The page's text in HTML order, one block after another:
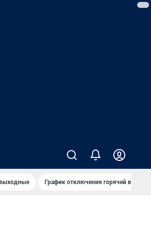
График отключения горячей воды в